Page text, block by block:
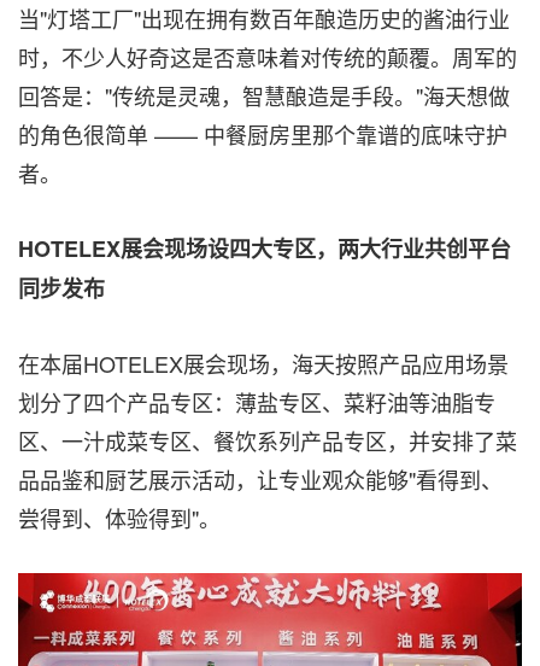
当"灯塔工厂"出现在拥有数百年酿造历史的酱油行业
时，不少人好奇这是否意味着对传统的颠覆。周军的
回答是："传统是灵魂，智慧酿造是手段。"海天想做
的角色很简单 —— 中餐厨房里那个靠谱的底味守护
者。
HOTELEX展会现场设四大专区，两大行业共创平台
同步发布
在本届HOTELEX展会现场，海天按照产品应用场景
划分了四个产品专区：薄盐专区、菜籽油等油脂专
区、一汁成菜专区、餐饮系列产品专区，并安排了菜
品品鉴和厨艺展示活动，让专业观众能够"看得到、
尝得到、体验得到"。